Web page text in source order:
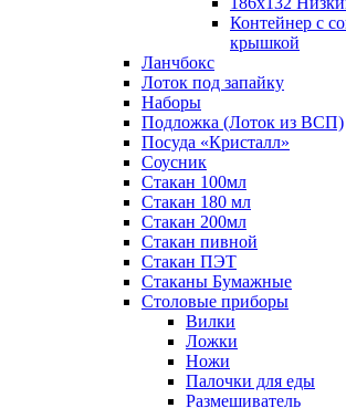
Контейнер с
крышкой
Ланчбокс
Лоток под запайку
Наборы
Подложка (Лоток из ВСП)
Посуда «Кристалл»
Соусник
Стакан 100мл
Стакан 180 мл
Стакан 200мл
Стакан пивной
Стакан ПЭТ
Стаканы Бумажные
Столовые приборы
Вилки
Ложки
Ножи
Палочки для еды
Размешиватель